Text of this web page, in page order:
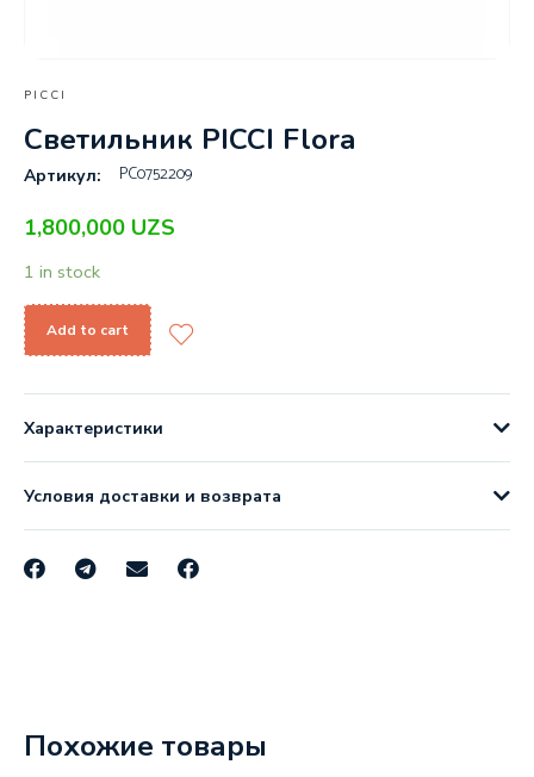
PICCI
Светильник PICCI Flora
Артикул: PC0752209
1,800,000 UZS
1 in stock
Add to cart
Характеристики
Условия доставки и возврата
Похожие товары